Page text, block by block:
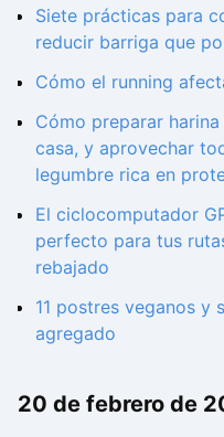
Siete prácticas para
reducir barriga que
Cómo el running
Cómo preparar
casa, y aprovechar
legumbre rica en
El ciclocomputador
perfecto para tus
rebajado
11 postres veganos y
agregado
20 de febrero de